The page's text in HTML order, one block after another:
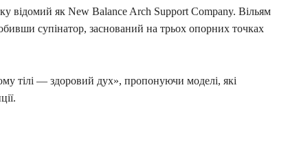
відомий як New Balance Arch Support Company. Вільям
супінатор, заснований на трьох опорних точках
тілі — здоровий дух», пропонуючи моделі, які